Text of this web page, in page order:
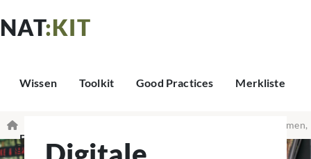
NAT:KIT
Wissen Toolkit Good Practices Merkliste
Beratung & Kontakt
Digitale Austauschplattformen,
Magazine und Websites der Bike-Community
© Moritz Hübner –